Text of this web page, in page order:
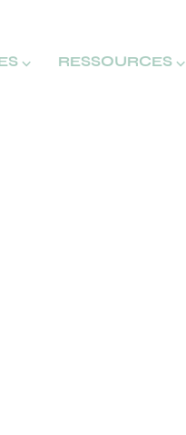
⌵ RESSOURCES ⌵